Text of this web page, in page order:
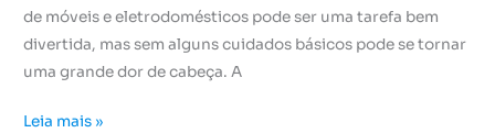
de móveis e eletrodomésticos pode ser uma tarefa bem
divertida, mas sem alguns cuidados básicos pode se tornar
uma grande dor de cabeça. A
Leia mais »